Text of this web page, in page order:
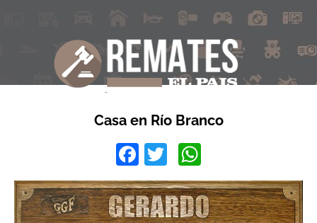
Casa en Río Branco
Facebook
Twitter